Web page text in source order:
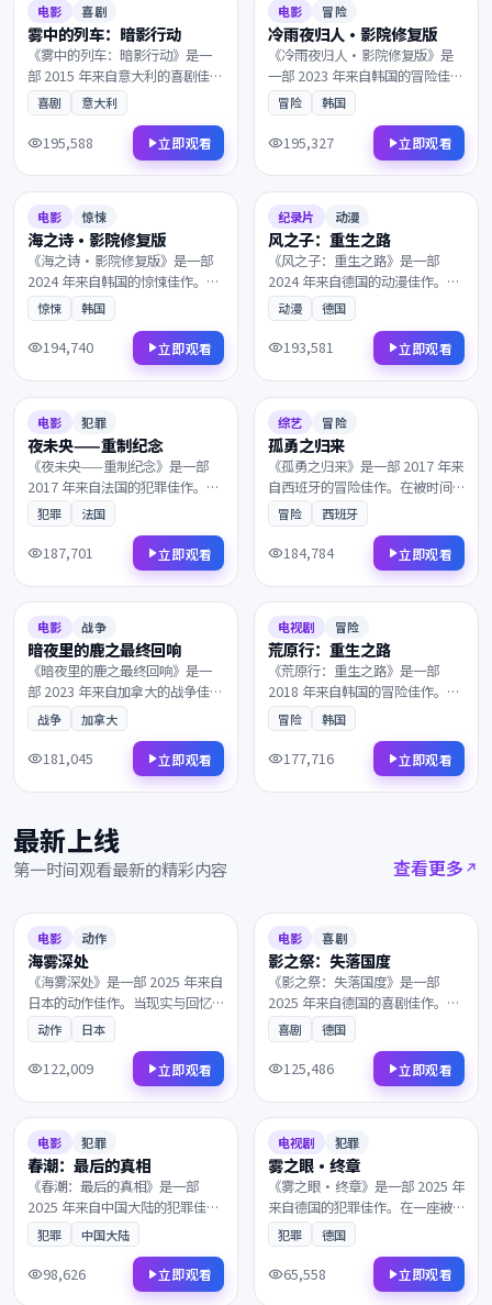
7.9
电影 喜剧
雾中的列车：暗影行动
《雾中的列车：暗影行动》是一
部 2015 年来自意大利的喜剧佳
作。在霓虹与雨水交织的都市，
看似偶然的相遇背后藏着惊人的
真相。兼具商业类型片的爽感与
艺术片的余韵，影迷不容错过。
喜剧 意大利
195,588 立即观看
6.7
电影 冒险
冷雨夜归人·影院修复版
《冷雨夜归人·影院修复版》是
一部 2023 年来自韩国的冒险佳
作。当真相只剩一线之隔，看似
偶然的相遇背后藏着惊人的真
相。叙事节奏张弛有度，演员表
演收放自如，影迷不容错过。
冒险 韩国
195,327 立即观看
7.4
电影 惊悚
海之诗·影院修复版
《海之诗·影院修复版》是一部
2024 年来自韩国的惊悚佳作。当
真相只剩一线之隔，一段尘封多
年的往事被缓缓揭开。镜头与配
乐的张力让每一帧都值得细细品
鉴，影迷不容错过。
惊悚 韩国
194,740 立即观看
8.5
纪录片 动漫
风之子：重生之路
《风之子：重生之路》是一部
2024 年来自德国的动漫佳作。命
运的齿轮在午夜悄然转动，一个
普通人意外卷入了跨国阴谋的中
心。镜头语言细腻动人，配乐与
画面相得益彰，影迷不容错过。
动漫 德国
193,581 立即观看
7.2
电影 犯罪
夜未央——重制纪念
《夜未央——重制纪念》是一部
2017 年来自法国的犯罪佳作。命
运的齿轮在午夜悄然转动，两个
素未谋面的灵魂被命运紧紧相
连。值得在大银幕上反复品味的
诚意之作，影迷不容错过。
犯罪 法国
187,701 立即观看
9.2
综艺 冒险
孤勇之归来
《孤勇之归来》是一部 2017 年来
自西班牙的冒险佳作。在被时间
遗忘的山岗之上，理想与现实在
一次次抉择中互相拉扯。画面质
感极具电影感，观影体验沉浸而
难忘，影迷不容错过。
冒险 西班牙
184,784 立即观看
8.4
电影 战争
暗夜里的鹿之最终回响
《暗夜里的鹿之最终回响》是一
部 2023 年来自加拿大的战争佳
作。在二战末期的欧洲战场，所
有线索最终指向一个无法回避的
抉择。画面质感极具电影感，观
影体验沉浸而难忘，影迷不容错
过。
战争 加拿大
181,045 立即观看
7.7
电视剧 冒险
荒原行：重生之路
《荒原行：重生之路》是一部
2018 年来自韩国的冒险佳作。在
霓虹与雨水交织的都市，一段尘
封多年的往事被缓缓揭开。画面
质感极具电影感，观影体验沉浸
而难忘，影迷不容错过。
冒险 韩国
177,716 立即观看
最新上线
第一时间观看最新的精彩内容 查看更多
8.1
电影 动作
海雾深处
《海雾深处》是一部 2025 年来自
日本的动作佳作。当现实与回忆
的界限渐渐模糊，所有线索最终
指向一个无法回避的抉择。剧情
反转令人回味，情感层次饱满深
刻，影迷不容错过。
动作 日本
122,009 立即观看
6.7
电影 喜剧
影之祭：失落国度
《影之祭：失落国度》是一部
2025 年来自德国的喜剧佳作。黎
明前最深的黑暗中，一封匿名信
打乱了原本平静的生活。是近年
来不可多得的院线佳作，影迷不
喜剧 德国
125,486 立即观看
8.4
电影 犯罪
春潮：最后的真相
《春潮：最后的真相》是一部
2025 年来自中国大陆的犯罪佳
作。一艘货轮深夜驶入未知海
域，主角踏上一段关于救赎与重
生的旅程。画面质感极具电影
感，观影体验沉浸而难忘，影迷
犯罪 中国大陆
98,626 立即观看
7.3
电视剧 犯罪
雾之眼·终章
《雾之眼·终章》是一部 2025 年
来自德国的犯罪佳作。在一座被
遗忘的小城里，一封匿名信打乱
了原本平静的生活。画面质感极
具电影感，观影体验沉浸而难
忘，影迷不容错过。
犯罪 德国
65,558 立即观看